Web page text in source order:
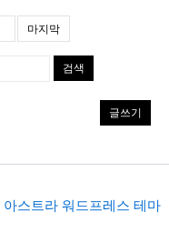
마지막
검색
글쓰기
아스트라 워드프레스 테마